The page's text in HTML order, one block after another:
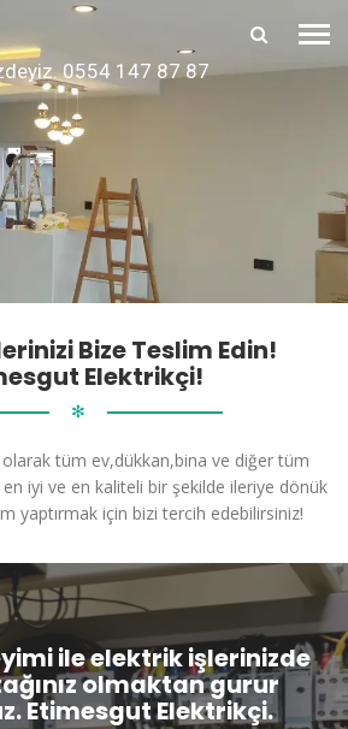
0554 147 87 87
Bize Teslim Edin!
Elektrikçi!
✻
tüm ev,dükkan,bina ve diğer tüm
en iyi ve en kaliteli bir şekilde ileriye dönük
yaptırmak için bizi tercih edebilirsiniz!
ile elektrik işlerinizde
olmaktan gurur
Etimesgut Elektrikçi.